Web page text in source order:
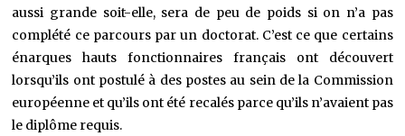
aussi grande soit-elle, sera de peu de poids si on n’a pas
complété ce parcours par un doctorat. C’est ce que certains
énarques hauts fonctionnaires français ont découvert
lorsqu’ils ont postulé à des postes au sein de la Commission
européenne et qu’ils ont été recalés parce qu’ils n’avaient pas
le diplôme requis.